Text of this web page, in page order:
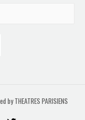
THEATRES PARISIENS